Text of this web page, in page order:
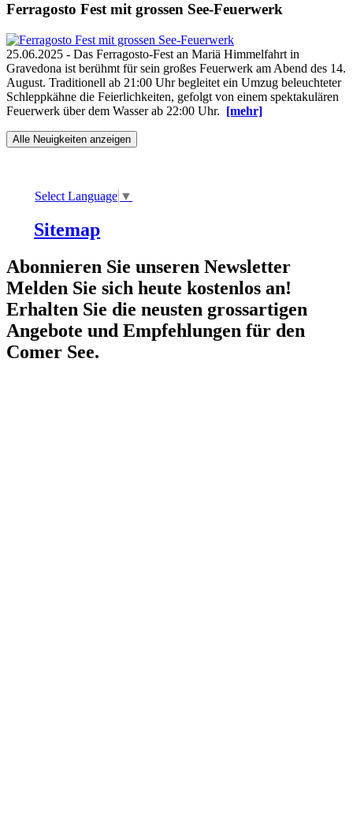
Ferragosto Fest mit grossen See-Feuerwerk
25.06.2025 - Das Ferragosto-Fest an Mariä Himmelfahrt in
Gravedona ist berühmt für sein großes Feuerwerk am Abend des 14.
August. Traditionell ab 21:00 Uhr begleitet ein Umzug beleuchteter
Schleppkähne die Feierlichkeiten, gefolgt von einem spektakulären
Feuerwerk über dem Wasser ab 22:00 Uhr. [mehr]
Alle Neuigkeiten anzeigen
Select Language ▼
Sitemap
Abonnieren Sie unseren Newsletter
Melden Sie sich heute kostenlos an!
Erhalten Sie die neusten grossartigen
Angebote und Empfehlungen für den
Comer See.